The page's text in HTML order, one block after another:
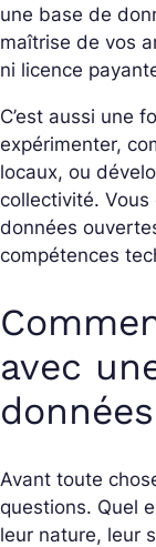
une base de
maîtrise de vos
ni licence
C’est aussi une
expérimenter,
locaux, ou
collectivité.
données
compétences
avec
Avant toute
questions. Quel
leur nature, leur